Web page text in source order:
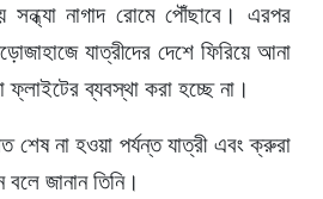
সন্ধ্যা নাগাদ রোমে পৌঁছাবে। এরপর
যাত্রীদের দেশে ফিরিয়ে আনা
ব্যবস্থা করা হচ্ছে না।
শেষ না হওয়া পর্যন্ত যাত্রী এবং ক্রুরা
জানান তিনি।